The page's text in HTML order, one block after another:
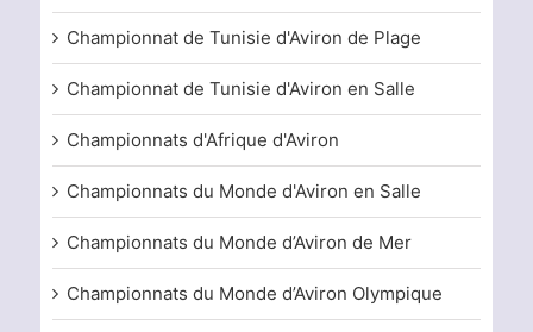
Championnat de Tunisie d'Aviron de Plage
Championnat de Tunisie d'Aviron en Salle
Championnats d'Afrique d'Aviron
Championnats du Monde d'Aviron en Salle
Championnats du Monde d’Aviron de Mer
Championnats du Monde d’Aviron Olympique